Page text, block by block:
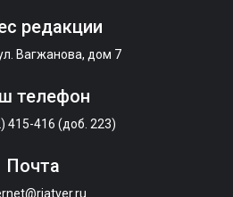
редакции
Вагжанова, дом 7
телефон
415-416 (доб. 223)
Почта